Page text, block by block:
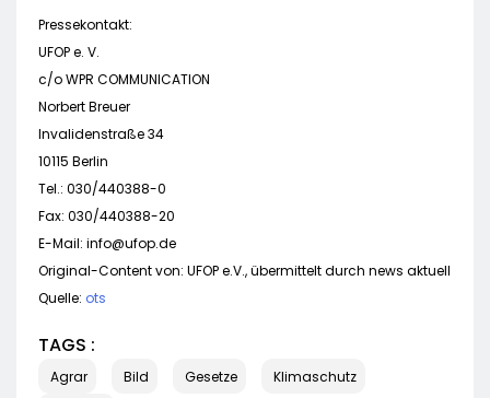
Pressekontakt:
UFOP e. V.
c/o WPR COMMUNICATION
Norbert Breuer
Invalidenstraße 34
10115 Berlin
Tel.: 030/440388-0
Fax: 030/440388-20
E-Mail: info@ufop.de
Original-Content von: UFOP e.V., übermittelt durch news aktuell
Quelle: ots
TAGS :
Agrar Bild Gesetze
Klimaschutz